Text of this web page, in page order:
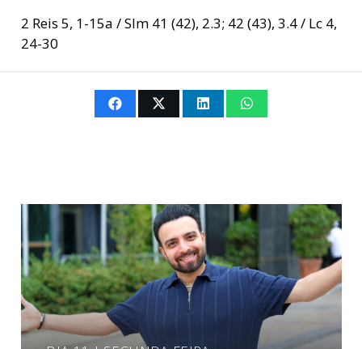
2 Reis 5, 1-15a / Slm 41 (42), 2.3; 42 (43), 3.4 / Lc 4,
24-30